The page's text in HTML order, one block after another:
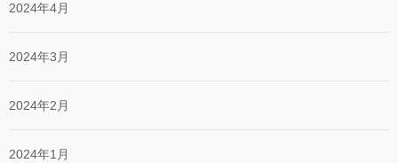
2024年4月
2024年3月
2024年2月
2024年1月